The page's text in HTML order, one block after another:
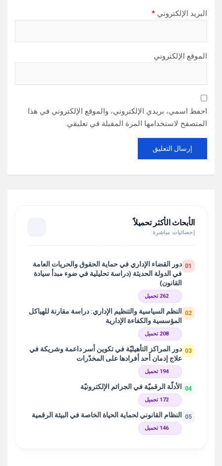
البريد الإلكتروني *
الموقع الإلكتروني
احفظ اسمي، بريدي الإلكتروني، والموقع الإلكتروني في هذا
المتصفح لاستخدامها المرة المقبلة في تعليقي.
الأبحاث الأكثر تحميلاً
إحصائيات مباشرة
01 دور القضاء الإداري في حماية الحقوق والحريات العامة
في الدولة الحديثة (دراسة تحليلية في ضوء مبدأ سيادة
القانون)
262 تحميل
02
النظم السياسية والتنظيم الإداري: دراسة مقارنة للهياكل
المؤسسية والكفاءة الإدارية
208 تحميل
03 دور المراكز التأهيليّة في تكوين أسر داعمة وشريكة في
علاج إدمان أحد أفرادها على المخدّرات
194 تحميل
04 الأدلّة الرقميّة في الجرائم الإلكترونيّة
172 تحميل
05 النظام القانوني لحماية الحياة الخاصة في البيئة الرقمية
146 تحميل